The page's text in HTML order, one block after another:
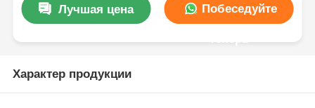
Лучшая цена Побеседуйте
Характер продукции